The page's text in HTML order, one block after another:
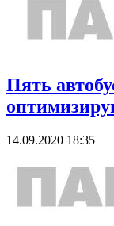
Пять
14.09.2020 18:35